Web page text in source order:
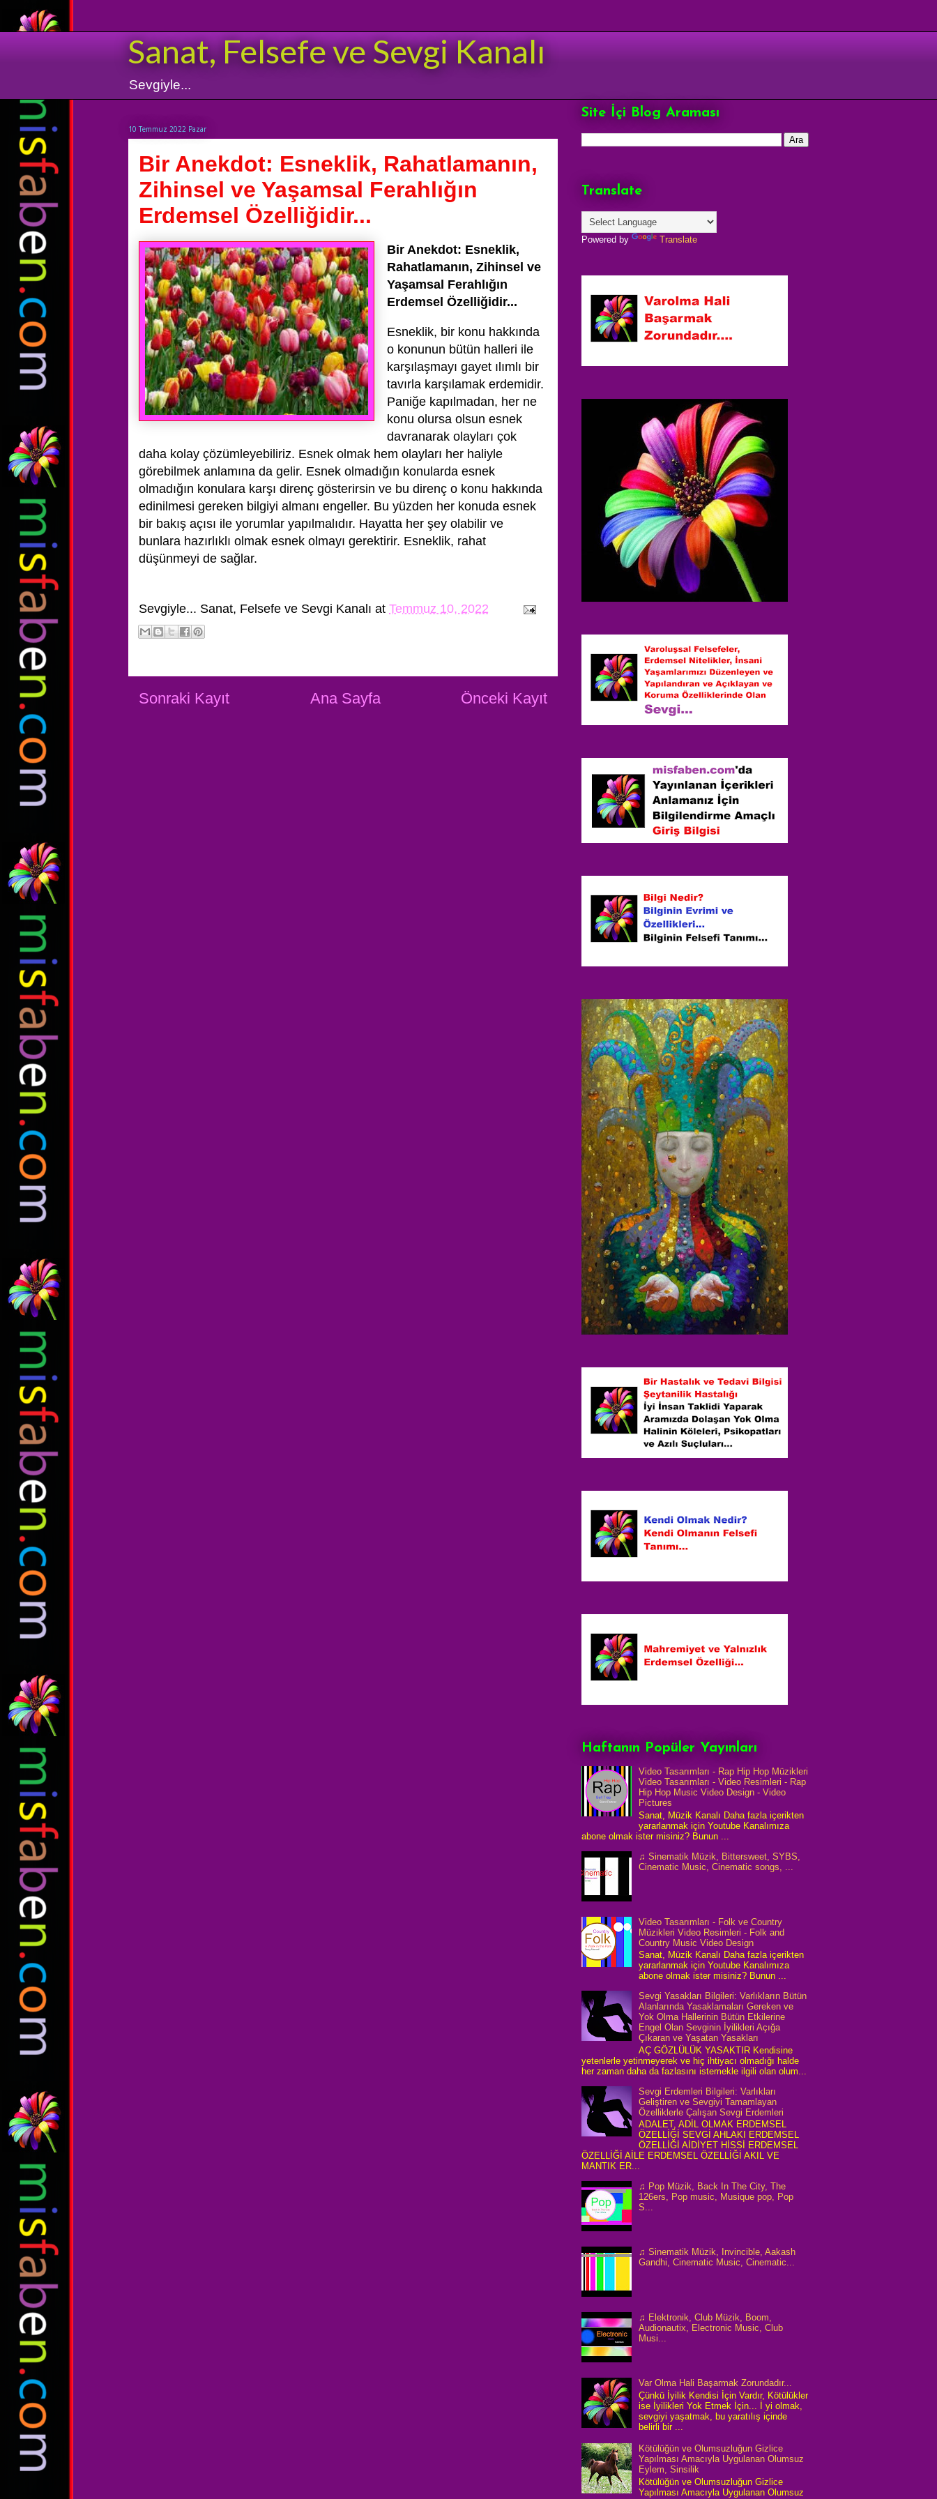
Sanat, Felsefe ve Sevgi Kanalı
Sevgiyle...
10 Temmuz 2022 Pazar
Bir Anekdot: Esneklik, Rahatlamanın,
Zihinsel ve Yaşamsal Ferahlığın
Erdemsel Özelliğidir...
Bir Anekdot: Esneklik,
Rahatlamanın, Zihinsel ve
Yaşamsal Ferahlığın
Erdemsel Özelliğidir...
Esneklik, bir konu hakkında
o konunun bütün halleri ile
karşılaşmayı gayet ılımlı bir
tavırla karşılamak erdemidir.
Paniğe kapılmadan, her ne
konu olursa olsun esnek
davranarak olayları çok
daha kolay çözümleyebiliriz. Esnek olmak hem olayları her haliyle
görebilmek anlamına da gelir. Esnek olmadığın konularda esnek
olmadığın konulara karşı direnç gösterirsin ve bu direnç o konu hakkında
edinilmesi gereken bilgiyi almanı engeller. Bu yüzden her konuda esnek
bir bakış açısı ile yorumlar yapılmalıdır. Hayatta her şey olabilir ve
bunlara hazırlıklı olmak esnek olmayı gerektirir. Esneklik, rahat
düşünmeyi de sağlar.
Sevgiyle... Sanat, Felsefe ve Sevgi Kanalı at Temmuz 10, 2022
Sonraki Kayıt Önceki Kayıt
Ana Sayfa
Site İçi Blog Araması
Translate
Powered by Translate
Haftanın Popüler Yayınları
Video Tasarımları - Rap Hip Hop Müzikleri
Video Tasarımları - Video Resimleri - Rap
Hip Hop Music Video Design - Video
Pictures
Sanat, Müzik Kanalı Daha fazla içerikten
yararlanmak için Youtube Kanalımıza
abone olmak ister misiniz? Bunun ...
♫ Sinematik Müzik, Bittersweet, SYBS,
Cinematic Music, Cinematic songs, ...
Video Tasarımları - Folk ve Country
Müzikleri Video Resimleri - Folk and
Country Music Video Design
Sanat, Müzik Kanalı Daha fazla içerikten
yararlanmak için Youtube Kanalımıza
abone olmak ister misiniz? Bunun ...
Sevgi Yasakları Bilgileri: Varlıkların Bütün
Alanlarında Yasaklamaları Gereken ve
Yok Olma Hallerinin Bütün Etkilerine
Engel Olan Sevginin İyilikleri Açığa
Çıkaran ve Yaşatan Yasakları
AÇ GÖZLÜLÜK YASAKTIR Kendisine
yetenlerle yetinmeyerek ve hiç ihtiyacı olmadığı halde
her zaman daha da fazlasını istemekle ilgili olan olum...
Sevgi Erdemleri Bilgileri: Varlıkları
Geliştiren ve Sevgiyi Tamamlayan
Özelliklerle Çalışan Sevgi Erdemleri
ADALET, ADİL OLMAK ERDEMSEL
ÖZELLİĞİ SEVGİ AHLAKI ERDEMSEL
ÖZELLİĞİ AİDİYET HİSSİ ERDEMSEL
ÖZELLİĞİ AİLE ERDEMSEL ÖZELLİĞİ AKIL VE
MANTIK ER...
♫ Pop Müzik, Back In The City, The
126ers, Pop music, Musique pop, Pop
S...
♫ Sinematik Müzik, Invincible, Aakash
Gandhi, Cinematic Music, Cinematic...
♫ Elektronik, Club Müzik, Boom,
Audionautix, Electronic Music, Club
Musi...
Var Olma Hali Başarmak Zorundadır...
Çünkü İyilik Kendisi İçin Vardır, Kötülükler
ise İyilikleri Yok Etmek İçin... İ yi olmak,
sevgiyi yaşatmak, bu yaratılış içinde
belirli bir ...
Kötülüğün ve Olumsuzluğun Gizlice
Yapılması Amacıyla Uygulanan Olumsuz
Eylem, Sinsilik
Kötülüğün ve Olumsuzluğun Gizlice
Yapılması Amacıyla Uygulanan Olumsuz